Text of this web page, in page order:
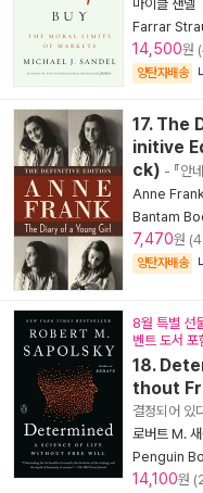
마이클 샌델
Farrar
14,500원
양탄자배송
17. The
initive
ck) - 『안
Anne
Bantam
7,470원
양탄자배송
8월 특별 선
벤트 도서 포
18.
thout
결정되어 있
로버트 M. 새
Penguin
14,100원